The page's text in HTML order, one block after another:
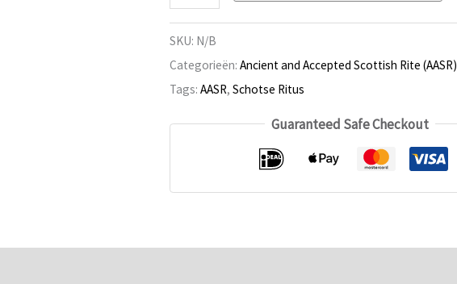
Cap
33e
Graad
aantal
SKU: N/B
Categorieën: Ancient and Accepted Scottish Rite (AASR)
Tags: AASR, Schotse Ritus
Guaranteed Safe Checkout